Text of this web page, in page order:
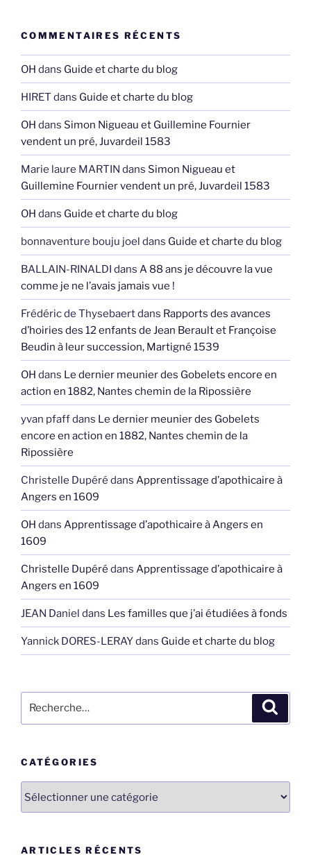
COMMENTAIRES RÉCENTS
OH dans Guide et charte du blog
HIRET dans Guide et charte du blog
OH dans Simon Nigueau et Guillemine Fournier
vendent un pré, Juvardeil 1583
Marie laure MARTIN dans Simon Nigueau et
Guillemine Fournier vendent un pré, Juvardeil 1583
OH dans Guide et charte du blog
bonnaventure bouju joel dans Guide et charte du blog
BALLAIN-RINALDI dans A 88 ans je découvre la vue
comme je ne l’avais jamais vue !
Frédéric de Thysebaertdans Rapports des avances
d’hoiries des 12 enfants de Jean Berault et Françoise
Beudin à leur succession, Martigné 1539
OH dans Le dernier meunier des Gobelets encore en
action en 1882, Nantes chemin de la Ripossière
yvan pfaffdans Le dernier meunier des Gobelets
encore en action en 1882, Nantes chemin de la
Ripossière
Christelle Dupéré dans Apprentissage d’apothicaire à
Angers en 1609
OH dans Apprentissage d’apothicaire à Angers en
1609
Christelle Dupéré dans Apprentissage d’apothicaire à
Angers en 1609
JEAN Daniel dans Les familles que j’ai étudiées à fonds
Yannick DORES-LERAYdans Guide et charte du blog
pour
CATÉGORIES
ARTICLES RÉCENTS